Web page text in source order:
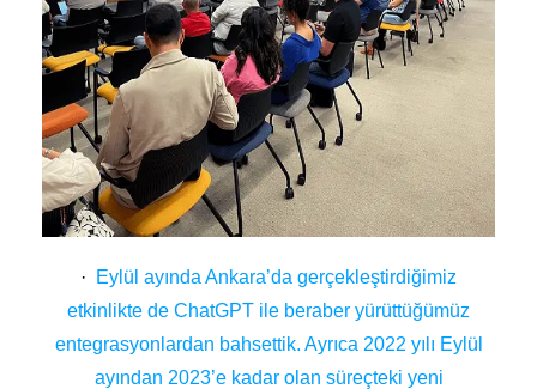
·
Eylül ayında Ankara’da gerçekleştirdiğimiz
etkinlikte de ChatGPT ile beraber yürüttüğümüz
entegrasyonlardan bahsettik. Ayrıca 2022 yılı Eylül
ayından 2023’e kadar olan süreçteki yeni